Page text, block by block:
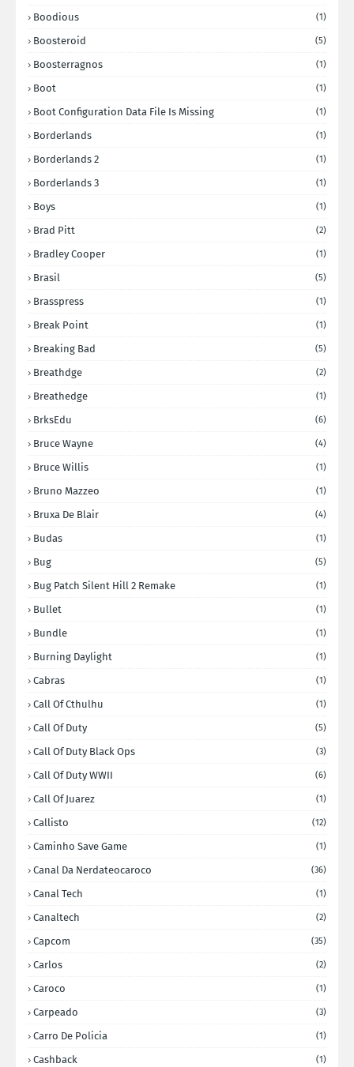
Boodious (1)
Boosteroid (5)
Boosterragnos (1)
Boot (1)
Boot Configuration Data File Is Missing (1)
Borderlands (1)
Borderlands 2 (1)
Borderlands 3 (1)
Boys (1)
Brad Pitt (2)
Bradley Cooper (1)
Brasil (5)
Brasspress (1)
Break Point (1)
Breaking Bad (5)
Breathdge (2)
Breathedge (1)
BrksEdu (6)
Bruce Wayne (4)
Bruce Willis (1)
Bruno Mazzeo (1)
Bruxa De Blair (4)
Budas (1)
Bug (5)
Bug Patch Silent Hill 2 Remake (1)
Bullet (1)
Bundle (1)
Burning Daylight (1)
Cabras (1)
Call Of Cthulhu (1)
Call Of Duty (5)
Call Of Duty Black Ops (3)
Call Of Duty WWII (6)
Call Of Juarez (1)
Callisto (12)
Caminho Save Game (1)
Canal Da Nerdateocaroco (36)
Canal Tech (1)
Canaltech (2)
Capcom (35)
Carlos (2)
Caroco (1)
Carpeado (3)
Carro De Policia (1)
Cashback (1)